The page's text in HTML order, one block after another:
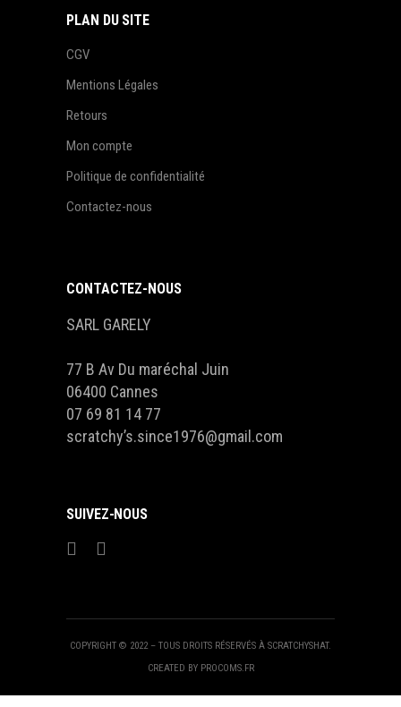
PLAN DU SITE
CGV
Mentions Légales
Retours
Mon compte
Politique de confidentialité
Contactez-nous
CONTACTEZ-NOUS
SARL GARELY
77 B Av Du maréchal Juin
06400 Cannes
07 69 81 14 77
scratchy’s.since1976@gmail.com
SUIVEZ-NOUS
COPYRIGHT © 2022 – TOUS DROITS RÉSERVÉS À SCRATCHYSHAT.
CREATED BY PROCOMS.FR